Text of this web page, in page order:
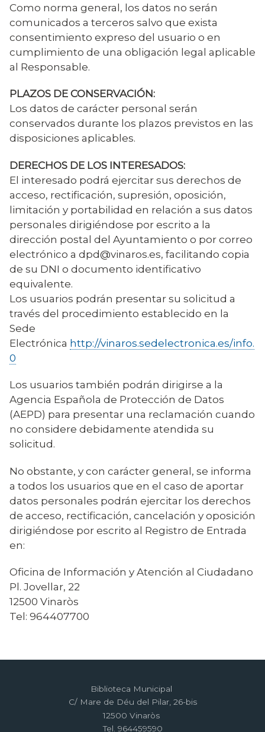
Como norma general, los datos no serán
comunicados a terceros salvo que exista
consentimiento expreso del usuario o en
cumplimiento de una obligación legal aplicable
al Responsable.
PLAZOS DE CONSERVACIÓN:
Los datos de carácter personal serán
conservados durante los plazos previstos en las
disposiciones aplicables.
DERECHOS DE LOS INTERESADOS:
El interesado podrá ejercitar sus derechos de
acceso, rectificación, supresión, oposición,
limitación y portabilidad en relación a sus datos
personales dirigiéndose por escrito a la
dirección postal del Ayuntamiento o por correo
electrónico a dpd@vinaros.es, facilitando copia
de su DNI o documento identificativo
equivalente.
Los usuarios podrán presentar su solicitud a
través del procedimiento establecido en la
Sede
Electrónica http://vinaros.sedelectronica.es/info.
0
Los usuarios también podrán dirigirse a la
Agencia Española de Protección de Datos
(AEPD) para presentar una reclamación cuando
no considere debidamente atendida su
solicitud.
No obstante, y con carácter general, se informa
a todos los usuarios que en el caso de aportar
datos personales podrán ejercitar los derechos
de acceso, rectificación, cancelación y oposición
dirigiéndose por escrito al Registro de Entrada
en:
Oficina de Información y Atención al Ciudadano
Pl. Jovellar, 22
12500 Vinaròs
Tel: 964407700
Biblioteca Municipal
C/ Mare de Déu del Pilar, 26-bis
12500 Vinaròs
Tel. 964459590